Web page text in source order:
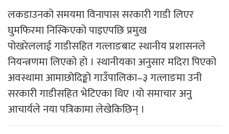
लकडाउनको समयमा विनापास सरकारी गाडी लिएर
घुमफिरमा निस्किएको पाइएपछि प्रमुख
पोखरेललाई गाडीसहित गत्लाङबाट स्थानीय प्रशासनले
नियन्त्रणमा लिएको हो । स्थानीयका अनुसार मदिरा पिएको
अवस्थामा आमाछोदिङ्मो गाउँपालिका–३ गत्लाङमा उनी
सरकारी गाडीसहित भेटिएका थिए ।यो समाचार अनु
आचार्यले नया पत्रिकामा लेखेकिछिन् ।